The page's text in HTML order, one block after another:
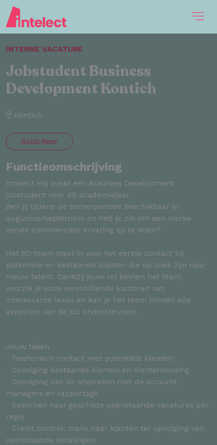
INTERNE VACATURE
Jobstudent Business
Development Kontich
Kontich
Solliciteer
Functieomschrijving
Intelect HQ zoekt een Business Development
jobstudent voor dit academiejaar.
Ben jij tijdens de zomerperiode beschikbaar in
augustus/september en heb je zin om een sterke
eerste commerciële ervaring op te doen?
Het BD team staat in voor het eerste contact bij
potentiële en bestaande klanten die op zoek zijn naar
nieuw talent. Dankzij jouw rol binnen het team,
voorzie je onze verschillende kantoren van
interessante leads en kan je het team binnen alle
aspecten van de job ondersteunen.
Jouw taken
- Telefonisch contact met potentiële klanten
- Opvolging bestaande klanten en klantenbinding
- Opvolging van de afspraken met de account
managers en rapportage
- Searchen naar geschikte openstaande vacatures per
regio
- Credit control: mails naar klanten ter opvolging van
openstaande betalingen